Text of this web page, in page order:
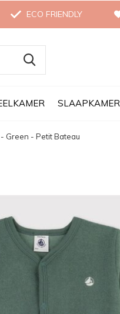
SLAAPKAMER
ECO FRIENDLY
Green - Petit Bateau